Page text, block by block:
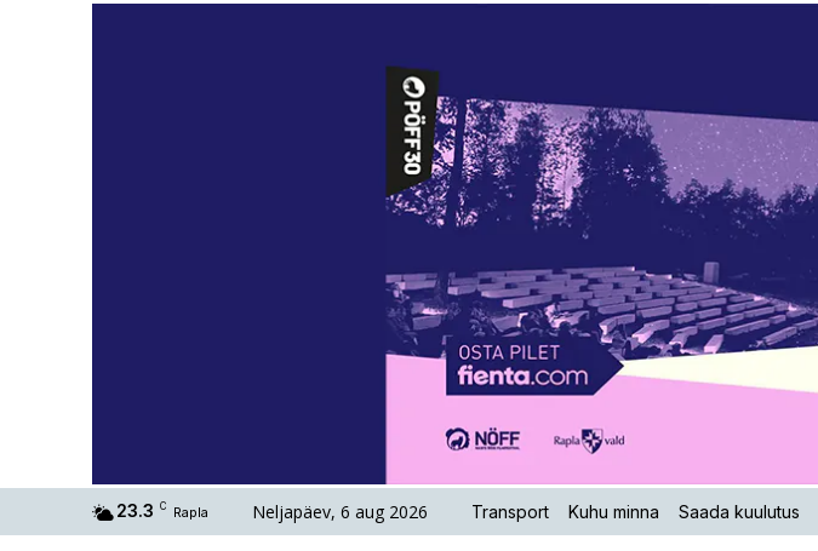
23.3 C Rapla Neljapäev, 6 aug 2026 Transport Kuhu minna Saada kuulutus